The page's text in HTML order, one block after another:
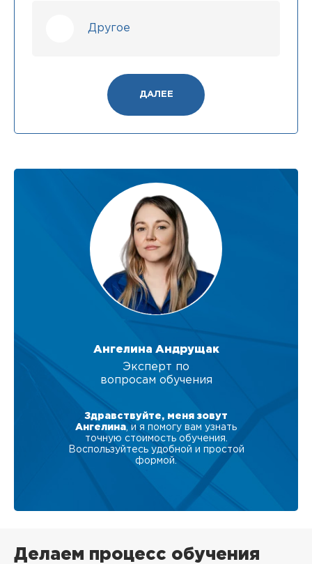
Другое
ДАЛЕЕ
Ангелина Андрущак
Эксперт по
вопросам обучения
Здравствуйте, меня зовут
Ангелина , и я помогу вам узнать
точную стоимость обучения.
Воспользуйтесь удобной и простой
формой.
Делаем процесс обучения